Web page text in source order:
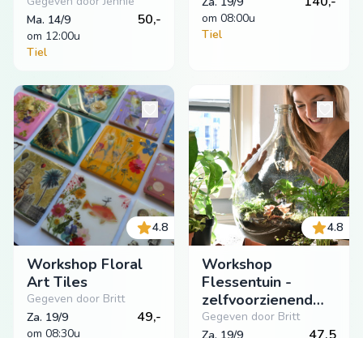
Ma. 14/9
om 12:00u
50,-
Tiel
om 08:00u
Tiel
4.8
Workshop Floral
Art Tiles
Gegeven door Britt
Za. 19/9
om 08:30u
49,-
4.8
Workshop
Flessentuin -
zelfvoorzienend
ecosysteem
Gegeven door Britt